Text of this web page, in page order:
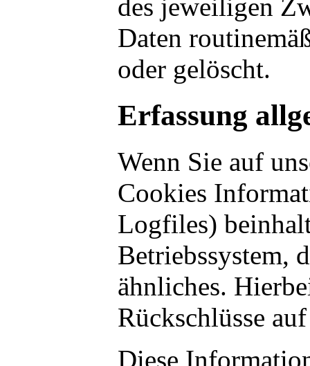
des jeweiligen
Daten
oder gelöscht.
Erfassung
Wenn Sie auf
Cookies
Logfiles)
Betriebssystem,
ähnliches.
Rückschlüsse
Diese